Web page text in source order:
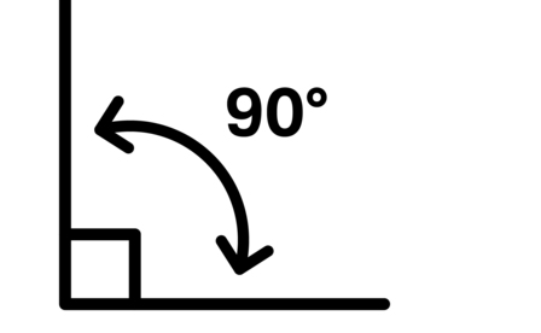
【悲報】ラッパーさん、札束披露するもネット民から
新社会人の初ボーナスくらいしかないと笑われる /
VIP・ネタ・オールジャンル – New World Antenna
バスの乗り方わからない / まとめるZ
二進も三進も / まとめるZ
侵略者？ そんなことよりおねショタだ！ 第８話 /
【官僚の初任給は31万2600円】国家公務員給与 3.5％